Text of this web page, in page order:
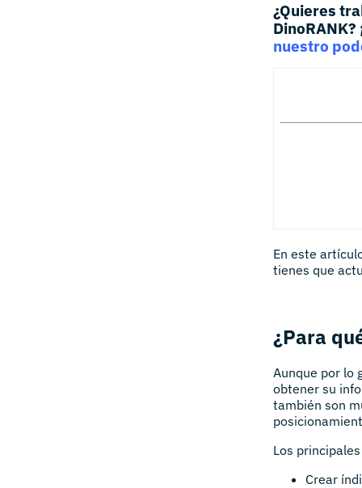
¿Quieres
nuestro
En este
tienes que
¿Para
Aunque por lo
obtener su
también son
Los
Crear